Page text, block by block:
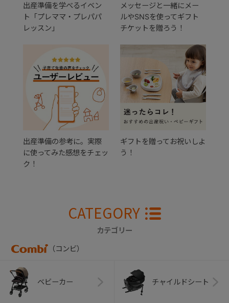
出産準備を学べるイベン
ト「プレママ・プレパパ
レッスン」
メッセージと一緒にメー
ルやSNSを使ってギフト
チケットを贈ろう！
出産準備の参考に。実際
に使ってみた感想をチェッ
ク！
ギフトを贈ってお祝いしよ
う！
CATEGORY
カテゴリー
（コンビ）
ベビーカー チャイルドシート